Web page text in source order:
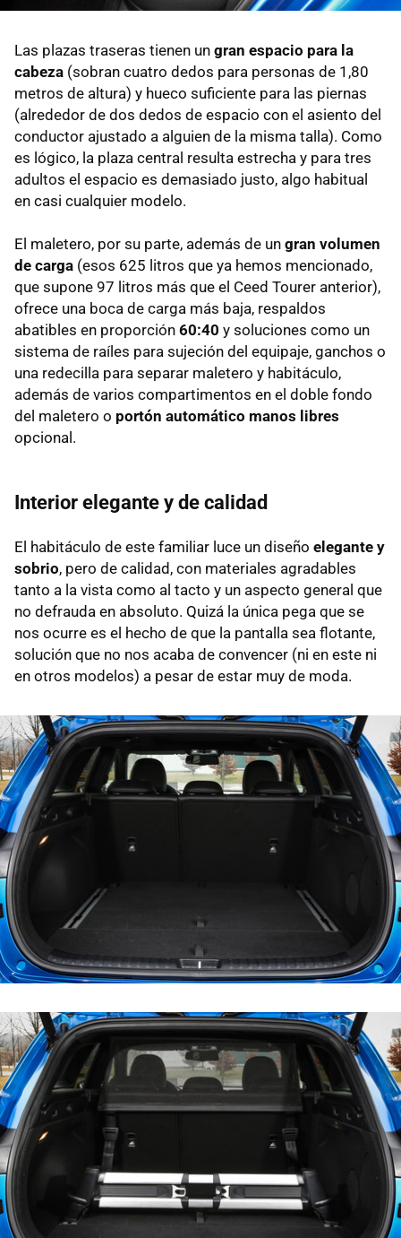
Las plazas traseras tienen un gran espacio para la
cabeza (sobran cuatro dedos para personas de 1,80
metros de altura) y hueco suficiente para las piernas
(alrededor de dos dedos de espacio con el asiento del
conductor ajustado a alguien de la misma talla). Como
es lógico, la plaza central resulta estrecha y para tres
adultos el espacio es demasiado justo, algo habitual
en casi cualquier modelo.
El maletero, por su parte, además de un gran volumen
de carga (esos 625 litros que ya hemos mencionado,
que supone 97 litros más que el Ceed Tourer anterior),
ofrece una boca de carga más baja, respaldos
abatibles en proporción 60:40 y soluciones como un
sistema de raíles para sujeción del equipaje, ganchos o
una redecilla para separar maletero y habitáculo,
además de varios compartimentos en el doble fondo
del maletero o portón automático manos libres
opcional.
Interior elegante y de calidad
El habitáculo de este familiar luce un diseño elegante y
sobrio, pero de calidad, con materiales agradables
tanto a la vista como al tacto y un aspecto general que
no defrauda en absoluto. Quizá la única pega que se
nos ocurre es el hecho de que la pantalla sea flotante,
solución que no nos acaba de convencer (ni en este ni
en otros modelos) a pesar de estar muy de moda.